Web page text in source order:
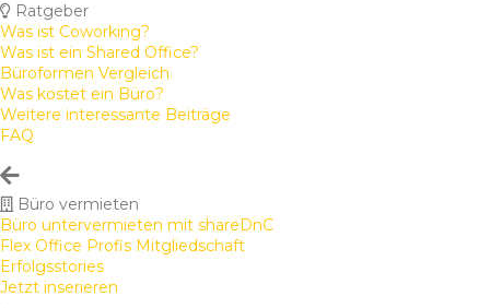
Ratgeber
Was ist Coworking?
Was ist ein Shared Office?
Büroformen Vergleich
Was kostet ein Büro?
Weitere interessante Beiträge
FAQ
Büro vermieten
Büro untervermieten mit shareDnC
Flex Office Profis Mitgliedschaft
Erfolgsstories
Jetzt inserieren